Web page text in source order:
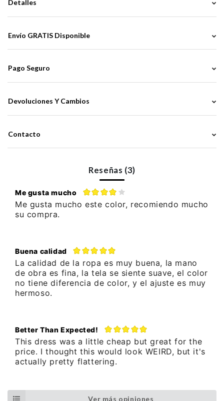
Detalles
Envío GRATIS Disponible
Pago Seguro
Devoluciones Y Cambios
Contacto
Reseñas (3)
Me gusta mucho
Me gusta mucho este color, recomiendo mucho
su compra.
Buena calidad
La calidad de la ropa es muy buena, la mano
de obra es fina, la tela se siente suave, el color
no tiene diferencia de color, y el ajuste es muy
hermoso.
Better Than Expected!
This dress was a little cheap but great for the
price. I thought this would look WEIRD, but it's
actually pretty flattering.
Ver más opiniones